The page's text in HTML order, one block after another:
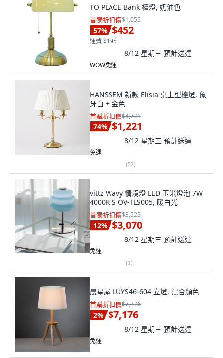
TO PLACE Bank 檯燈, 奶油色
首購折扣價$1,055
57% $452
運費 $195
8/12 星期三 預計送達
WOW免運
HANSSEM 新款 Elisia 桌上型檯燈, 象
牙白 + 金色
首購折扣價$4,771
74% $1,221
8/12 星期三 預計送達
免運
(52)
vittz Wavy 情境燈 LED 玉米燈泡 7W
4000K S OV-TLS005, 暖白光
首購折扣價$3,525
12% $3,070
8/12 星期三 預計送達
免運
(1)
晨星屋 LUYS46-604 立燈, 混合顏色
首購折扣價$7,376
2% $7,176
8/12 星期三 預計送達
免運